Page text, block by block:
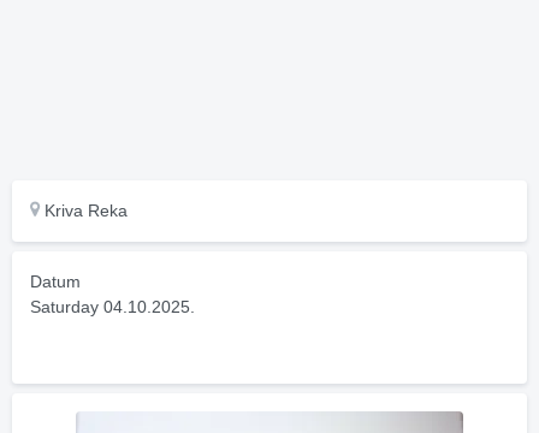
Kriva Reka
Datum
Saturday 04.10.2025.